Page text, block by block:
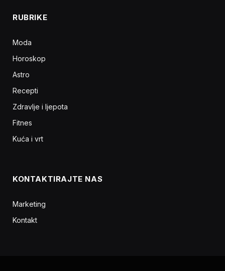
RUBRIKE
Moda
Horoskop
Astro
Recepti
Zdravlje i ljepota
Fitnes
Kuća i vrt
KONTAKTIRAJTE NAS
Marketing
Kontakt